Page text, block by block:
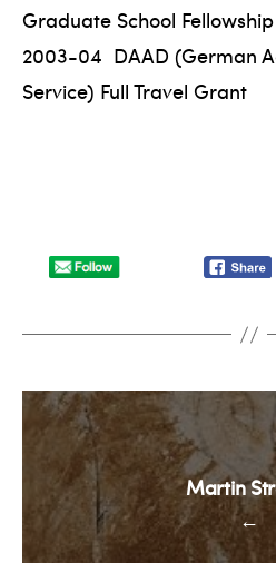
Graduate School Fellowship
2003-04 DAAD (German
Service) Full Travel Grant
←
Martin